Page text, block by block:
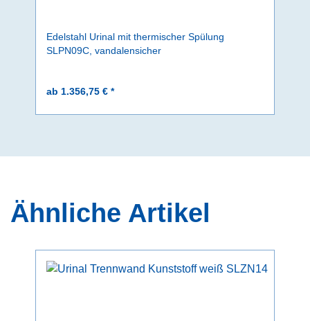
Edelstahl Urinal mit thermischer Spülung
SLPN09C, vandalensicher
ab 1.356,75 € *
Ähnliche Artikel